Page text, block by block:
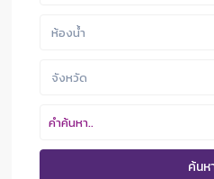
ห้องน้ำ
จังหวัด
ค้นห